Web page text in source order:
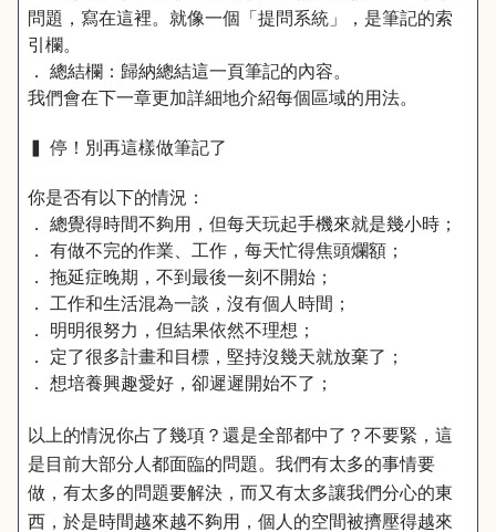
問題，寫在這裡。就像一個「提問系統」，是筆記的索
引欄。
． 總結欄：歸納總結這一頁筆記的內容。
我們會在下一章更加詳細地介紹每個區域的用法。
▍ 停！別再這樣做筆記了
你是否有以下的情況：
． 總覺得時間不夠用，但每天玩起手機來就是幾小時；
． 有做不完的作業、工作，每天忙得焦頭爛額；
． 拖延症晚期，不到最後一刻不開始；
． 工作和生活混為一談，沒有個人時間；
． 明明很努力，但結果依然不理想；
． 定了很多計畫和目標，堅持沒幾天就放棄了；
． 想培養興趣愛好，卻遲遲開始不了；
以上的情況你占了幾項？還是全部都中了？不要緊，這
是目前大部分人都面臨的問題。我們有太多的事情要
做，有太多的問題要解決，而又有太多讓我們分心的東
西，於是時間越來越不夠用，個人的空間被擠壓得越來